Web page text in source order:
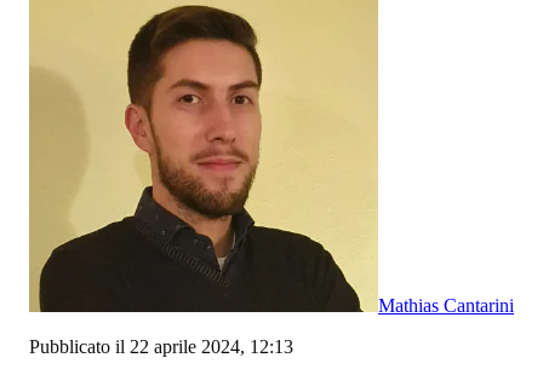
Mathias Cantarini
Pubblicato il 22 aprile 2024, 12:13